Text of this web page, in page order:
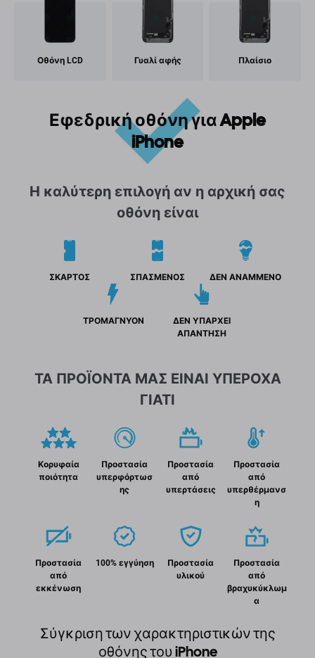
Οθόνη LCD Γυαλί αφής Πλαίσιο
Εφεδρική οθόνη για Apple
iPhone
Η καλύτερη επιλογή αν η αρχική σας
οθόνη είναι
ΣΚΑΡΤΟΣ ΣΠΑΣΜΕΝΟΣ ΔΕΝ ΑΝΑΜΜΕΝΟ
ΤΡΟΜΑΓΝΥΟΝ
ΔΕΝ ΥΠΑΡΧΕΙ
ΑΠΑΝΤΗΣΗ
ΤΑ ΠΡΟΪΟΝΤΑ ΜΑΣ ΕΙΝΑΙ ΥΠΕΡΟΧΑ
ΓΙΑΤΙ
Κορυφαία
ποιότητα
Προστασία
υπερφόρτωσ
ης
Προστασία
από
υπερτάσεις
Προστασία
από
υπερθέρμανσ
η
Προστασία
από
εκκένωση
100% εγγύηση
Προστασία
υλικού
Προστασία
από
βραχυκύκλωμ
α
Σύγκριση των χαρακτηριστικών της
οθόνης του iPhone